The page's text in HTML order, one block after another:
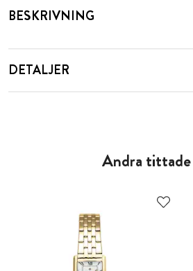
BESKRIVNING
DETALJER
Andra tittade